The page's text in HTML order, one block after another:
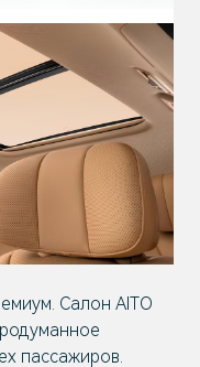
Салон AITO
пассажиров.